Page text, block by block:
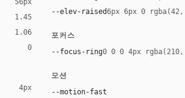
1.45
1.06
0
4px
--elev-raised6px 6px 0
포커스
--focus-ring0 0 0 4px
모션
--motion-fast